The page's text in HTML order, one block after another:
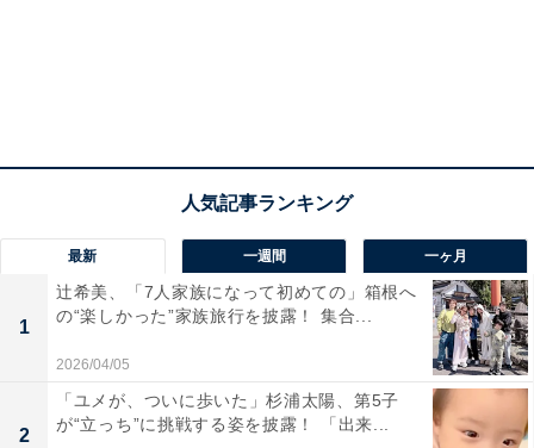
最新 一週間 一ヶ月
1
辻希美、「7人家族になって初めての」箱根へ
の“楽しかった”家族旅行を披露！ 集合...
2026/04/05
2
「ユメが、ついに歩いた」杉浦太陽、第5子
が“立っち”に挑戦する姿を披露！ 「出来...